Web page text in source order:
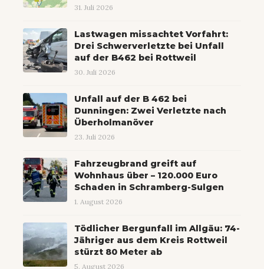
31. Juli 2026
Lastwagen missachtet Vorfahrt:
Drei Schwerverletzte bei Unfall
auf der B462 bei Rottweil
30. Juli 2026
Unfall auf der B 462 bei
Dunningen: Zwei Verletzte nach
Überholmanöver
23. Juli 2026
Fahrzeugbrand greift auf
Wohnhaus über – 120.000 Euro
Schaden in Schramberg-Sulgen
1. August 2026
Tödlicher Bergunfall im Allgäu: 74-
Jähriger aus dem Kreis Rottweil
stürzt 80 Meter ab
5. August 2026